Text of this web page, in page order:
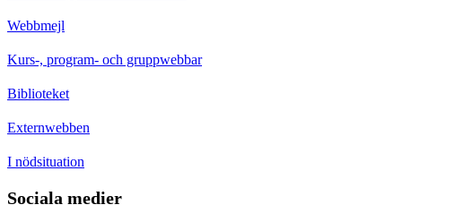
Webbmejl
Kurs-, program- och gruppwebbar
Biblioteket
Externwebben
I nödsituation
Sociala medier